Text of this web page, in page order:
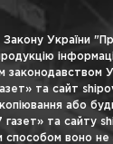
України
законодавством
та сайт
або
газет» та сайту
способом воно не